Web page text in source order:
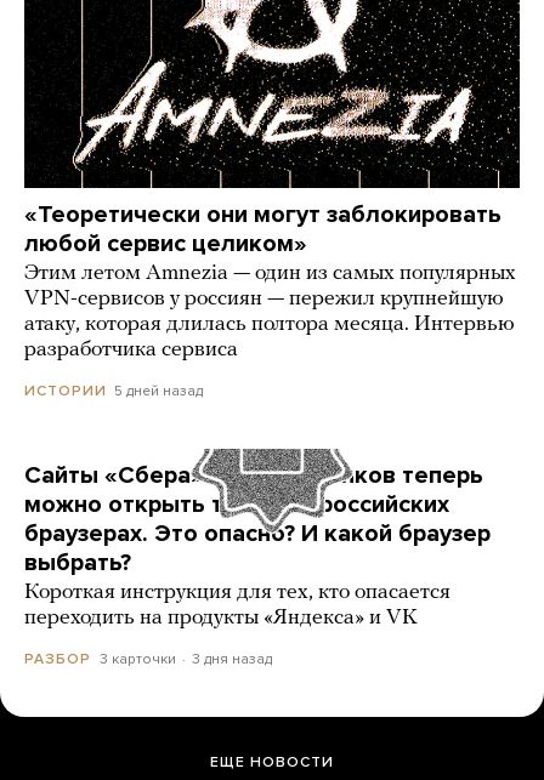
«Теоретически они могут заблокировать
любой сервис целиком»
Этим летом Amnezia — один из самых популярных
VPN-сервисов у россиян — пережил крупнейшую
атаку, которая длилась полтора месяца. Интервью
разработчика сервиса
ИСТОРИИ 5 дней назад
Сайты «Сбера» и других банков теперь
можно открыть только в российских
браузерах. Это опасно? И какой браузер
выбрать?
Короткая инструкция для тех, кто опасается
переходить на продукты «Яндекса» и VK
РАЗБОР 3 карточки 3 дня назад
ЕЩЕ НОВОСТИ